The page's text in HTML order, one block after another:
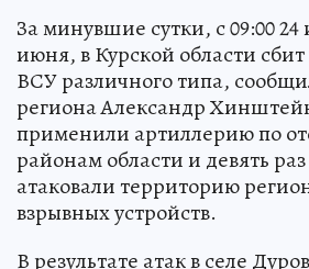
За минувшие сутки, с 09:00 24
июня, в Курской области
ВСУ различного типа,
региона Александр
применили артиллерию по
районам области и девять
атаковали территорию
взрывных устройств.
В результате атак в селе